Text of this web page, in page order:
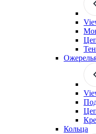
Кольца